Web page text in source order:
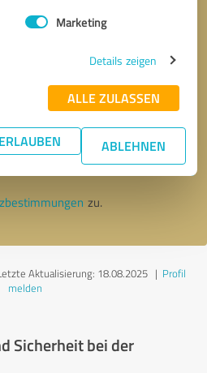
Marketing
Details zeigen
ALLE ZULASSEN
ABLEHNEN
zu.
Aktualisierung: 18.08.2025| Profil
melden
Sicherheit bei der